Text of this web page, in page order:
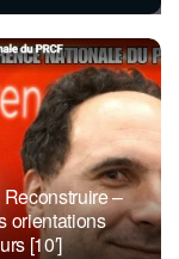
–
orientations
[10′]